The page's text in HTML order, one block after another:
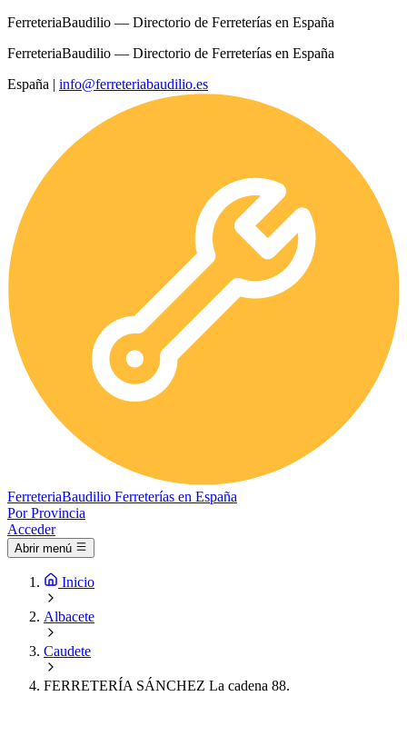
FerreteriaBaudilio — Directorio de Ferreterías en España
FerreteriaBaudilio — Directorio de Ferreterías en España
España | info@ferreteriabaudilio.es
FerreteriaBaudilio Ferreterías en España
Por Provincia
Acceder
Abrir menú
Inicio
Albacete
Caudete
FERRETERÍA SÁNCHEZ La cadena 88.